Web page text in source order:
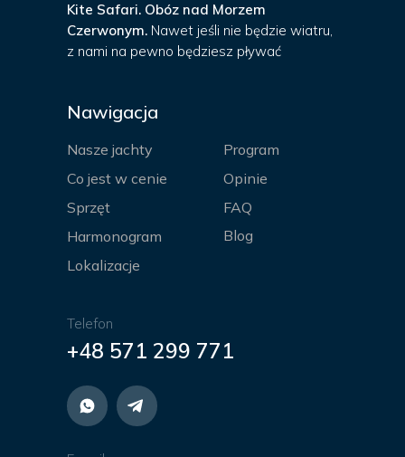
Nasze jachty
Co jest w cenie
Sprzęt
Harmonogram
Lokalizacje
Program
Opinie
Blog
FAQ
Kite Safari. Obóz nad Morzem
Czerwonym. Nawet jeśli nie będzie wiatru,
z nami na pewno będziesz pływać
+48 571 299 771
Nawigacja
Telefon